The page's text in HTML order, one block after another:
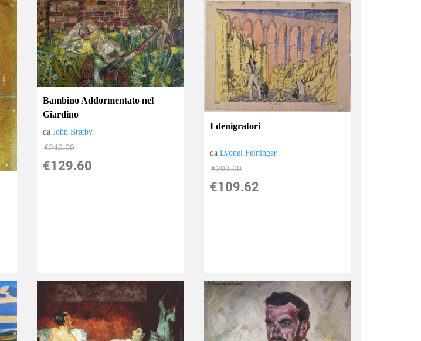
Bambino Addormentato nel
Giardino
daJohn Bratby
€240.00
€129.60
I denigratori
daLyonel Feininger
€203.00
€109.62